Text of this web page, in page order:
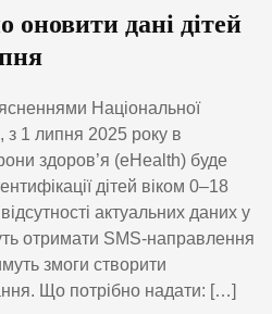
оновити дані дітей
Національної
з 1 липня 2025 року в
здоров’я (eHealth) буде
дітей віком 0–18
актуальних даних у
отримати SMS-направлення
змоги створити
Що потрібно надати: […]